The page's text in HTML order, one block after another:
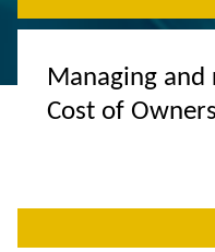
Managing and
Cost of